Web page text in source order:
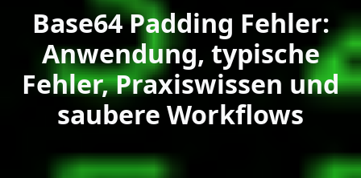
Base64 Padding Fehler:
Anwendung, typische
Fehler, Praxiswissen und
saubere Workflows